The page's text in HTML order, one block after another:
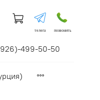
телега позвонить
499-50-50